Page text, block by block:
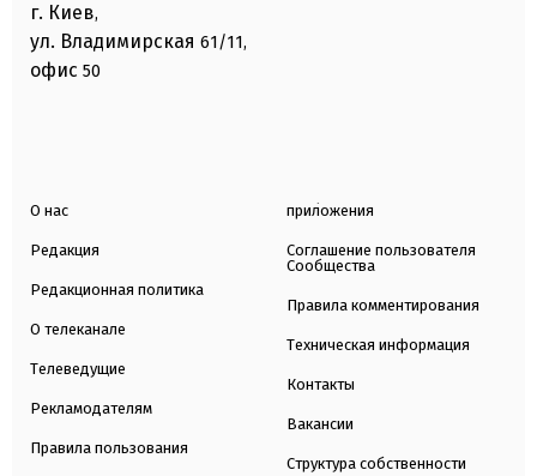
г. Киев,
ул. Владимирская 61/11,
офис 50
О нас
Редакция
Редакционная политика
О телеканале
Телеведущие
Рекламодателям
Правила пользования
приложения
Соглашение пользователя
Сообщества
Правила комментирования
Техническая информация
Контакты
Вакансии
Структура собственности